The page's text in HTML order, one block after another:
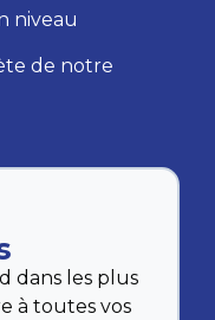
niveau
de notre
dans les plus
à toutes vos